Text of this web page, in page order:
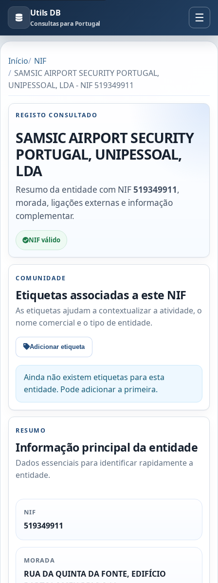
Utils DB
Consultas para Portugal
Início
NIF
SAMSIC AIRPORT SECURITY PORTUGAL,
UNIPESSOAL, LDA - NIF 519349911
REGISTO CONSULTADO
SAMSIC AIRPORT SECURITY
PORTUGAL, UNIPESSOAL,
LDA
Resumo da entidade com NIF519349911,
morada, ligações externas e informação
complementar.
NIF válido
COMUNIDADE
Etiquetas associadas a este NIF
As etiquetas ajudam a contextualizar a atividade, o
nome comercial e o tipo de entidade.
Adicionar etiqueta
Ainda não existem etiquetas para esta
entidade. Pode adicionar a primeira.
RESUMO
Informação principal da entidade
Dados essenciais para identificar rapidamente a
entidade.
NIF
519349911
MORADA
RUA DA QUINTA DA FONTE, EDIFÍCIO